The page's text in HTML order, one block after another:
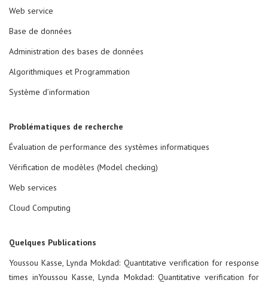
Web service
Base de données
Administration des bases de données
Algorithmiques et Programmation
Système d’information
Problématiques de recherche
Évaluation de performance des systèmes informatiques
Vérification de modèles (Model checking)
Web services
Cloud Computing
Quelques Publications
Youssou Kasse, Lynda Mokdad: Quantitative verification for response
times inYoussou Kasse, Lynda Mokdad: Quantitative verification for